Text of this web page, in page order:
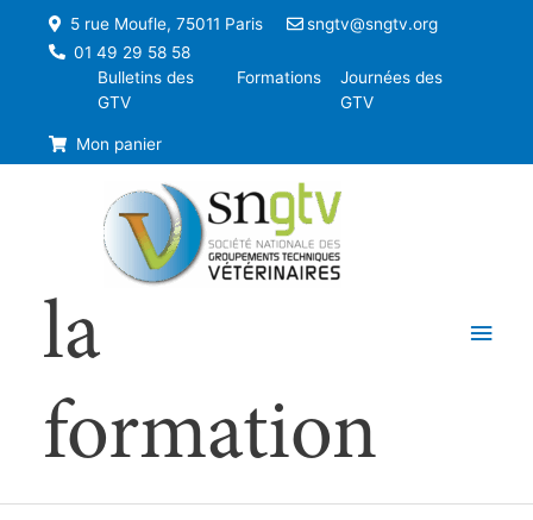
5 rue Moufle, 75011 Paris
sngtv@sngtv.org
01 49 29 58 58
Bulletins des
GTV
Formations
Journées des
GTV
Mon panier
la
formation